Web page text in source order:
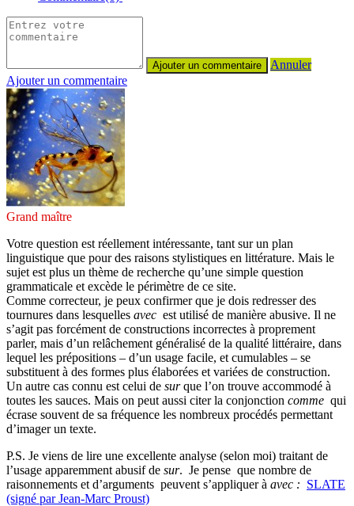
Annuler
Ajouter un commentaire
Grand maître
Votre question est réellement intéressante, tant sur un plan
linguistique que pour des raisons stylistiques en littérature. Mais le
sujet est plus un thème de recherche qu’une simple question
grammaticale et excède le périmètre de ce site.
Comme correcteur, je peux confirmer que je dois redresser des
tournures dans lesquelles avec est utilisé de manière abusive. Il ne
s’agit pas forcément de constructions incorrectes à proprement
parler, mais d’un relâchement généralisé de la qualité littéraire, dans
lequel les prépositions – d’un usage facile, et cumulables – se
substituent à des formes plus élaborées et variées de construction.
Un autre cas connu est celui de surque l’on trouve accommodé à
toutes les sauces. Mais on peut aussi citer la conjonction comme qui
écrase souvent de sa fréquence les nombreux procédés permettant
d’imager un texte.
P.S. Je viens de lire une excellente analyse (selon moi) traitant de
l’usage apparemment abusif de sur. Je pense que nombre de
raisonnements et d’arguments peuvent s’appliquer à avec : SLATE
(signé par Jean-Marc Proust)